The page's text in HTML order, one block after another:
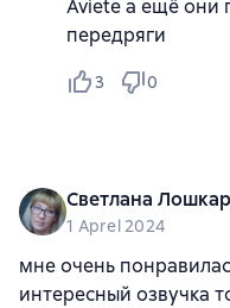
Aviete а ещё они
передряги
3 0
Светлана
1 Aprel 2024
мне очень
интересный озвучка